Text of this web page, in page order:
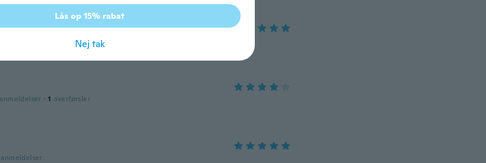
anmeldelser · 1 overførsler
anmeldelser
Lås op 15% rabat
Nej tak